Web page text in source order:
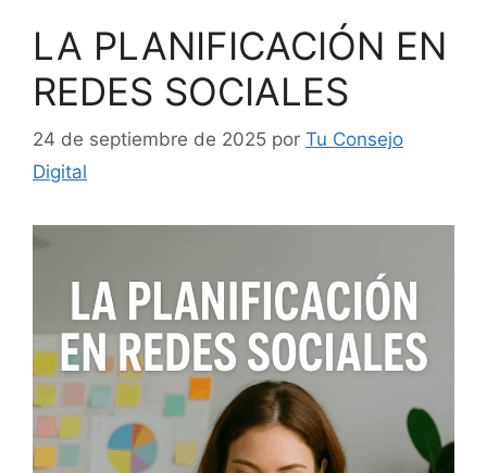
LA PLANIFICACIÓN EN
REDES SOCIALES
24 de septiembre de 2025 por Tu Consejo
Digital